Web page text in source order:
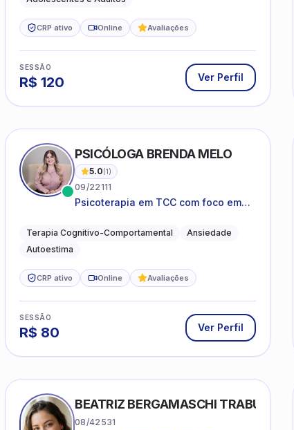
CRP ativo Online Avaliações
SESSÃO
R$ 120 Ver Perfil
PSICÓLOGA BRENDA MELO
5.0(1)
09/22111
Psicoterapia em TCC com foco em
práticas para o cotidiano
Terapia Cognitivo-Comportamental
Ansiedade
Autoestima
CRP ativo Online Avaliações
SESSÃO
R$ 80 Ver Perfil
BEATRIZ BERGAMASCHI TRABUCO
08/42531